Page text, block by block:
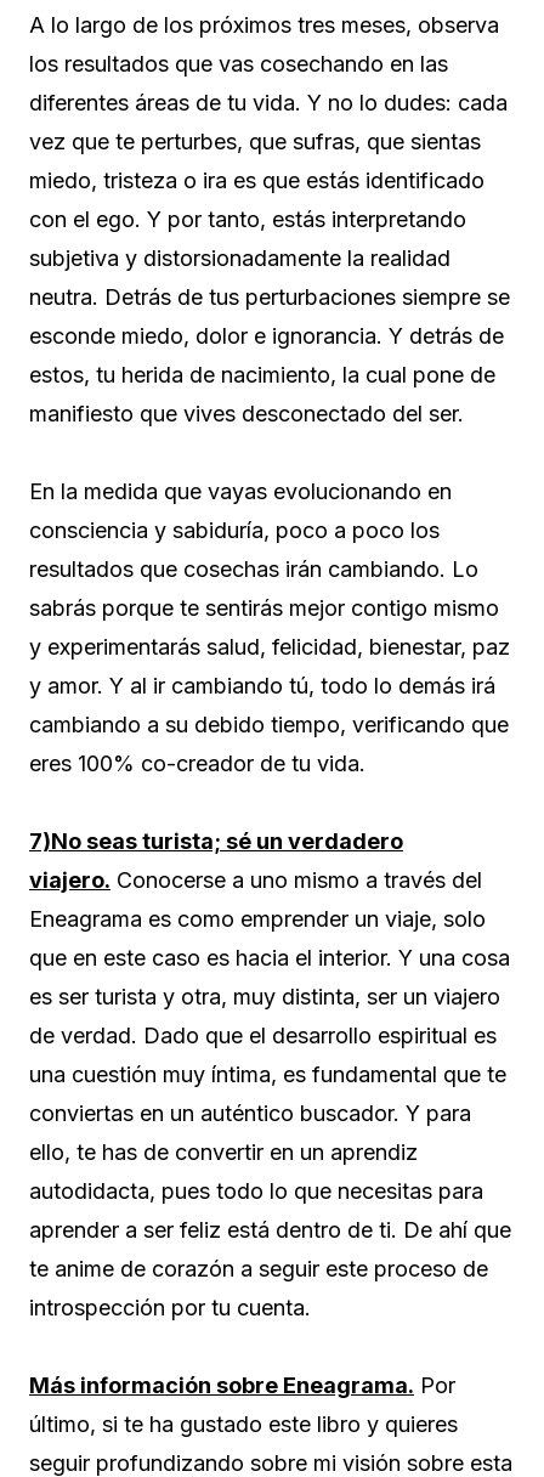
A lo largo de los próximos tres meses, observa
los resultados que vas cosechando en las
diferentes áreas de tu vida. Y no lo dudes: cada
vez que te perturbes, que sufras, que sientas
miedo, tristeza o ira es que estás identificado
con el ego. Y por tanto, estás interpretando
subjetiva y distorsionadamente la realidad
neutra. Detrás de tus perturbaciones siempre se
esconde miedo, dolor e ignorancia. Y detrás de
estos, tu herida de nacimiento, la cual pone de
manifiesto que vives desconectado del ser.
En la medida que vayas evolucionando en
consciencia y sabiduría, poco a poco los
resultados que cosechas irán cambiando. Lo
sabrás porque te sentirás mejor contigo mismo
y experimentarás salud, felicidad, bienestar, paz
y amor. Y al ir cambiando tú, todo lo demás irá
cambiando a su debido tiempo, verificando que
eres 100% co-creador de tu vida.
7)No seas turista; sé un verdadero
viajero. Conocerse a uno mismo a través del
Eneagrama es como emprender un viaje, solo
que en este caso es hacia el interior. Y una cosa
es ser turista y otra, muy distinta, ser un viajero
de verdad. Dado que el desarrollo espiritual es
una cuestión muy íntima, es fundamental que te
conviertas en un auténtico buscador. Y para
ello, te has de convertir en un aprendiz
autodidacta, pues todo lo que necesitas para
aprender a ser feliz está dentro de ti. De ahí que
te anime de corazón a seguir este proceso de
introspección por tu cuenta.
Más información sobre Eneagrama. Por
último, si te ha gustado este libro y quieres
seguir profundizando sobre mi visión sobre esta